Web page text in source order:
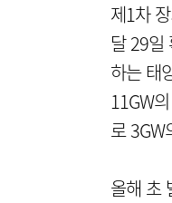
제1차
달 29일
하는 태
11GW
로 3GW
올해 초